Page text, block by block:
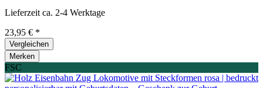
Lieferzeit ca. 2-4 Werktage
23,95 € *
Vergleichen
Merken
FSC